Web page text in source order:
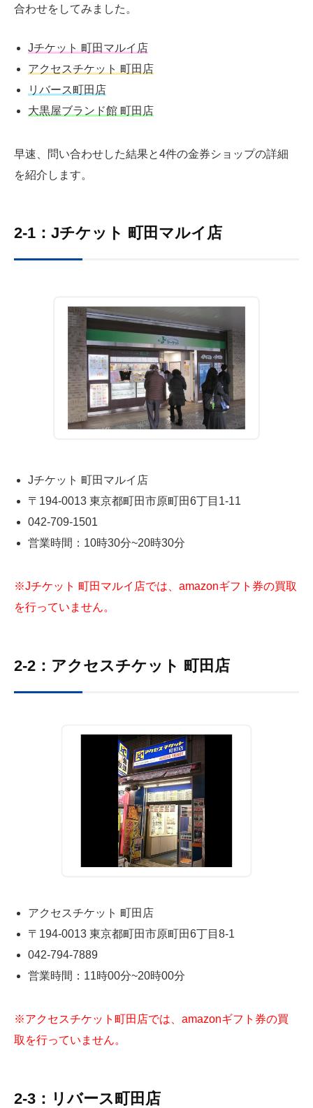
合わせをしてみました。
Jチケット 町田マルイ店
アクセスチケット 町田店
リバース町田店
大黒屋ブランド館 町田店
早速、問い合わせした結果と4件の金券ショップの詳細
を紹介します。
2-1：Jチケット 町田マルイ店
Jチケット 町田マルイ店
〒194-0013 東京都町田市原町田6丁目1-11
042-709-1501
営業時間：10時30分~20時30分
※Jチケット 町田マルイ店では、amazonギフト券の買取
を行っていません。
2-2：アクセスチケット 町田店
アクセスチケット 町田店
〒194-0013 東京都町田市原町田6丁目8-1
042-794-7889
営業時間：11時00分~20時00分
※アクセスチケット町田店では、amazonギフト券の買
取を行っていません。
2-3：リバース町田店